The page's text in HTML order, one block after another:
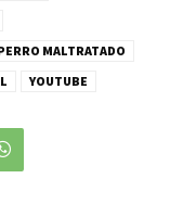
MALTRATADO
YOUTUBE